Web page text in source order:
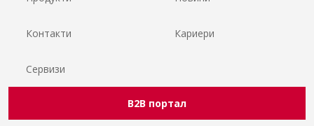
Контакти Кариери
Сервизи
B2B портал